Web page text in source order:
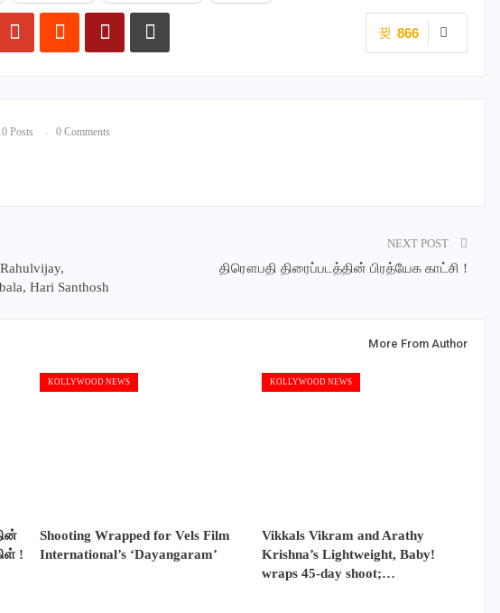
866
Posts 0 Comments
Hari Santhosh
NEXT POST
திரௌபதி திரைப்படத்தின் பிரத்யேக காட்சி !
More From Author
!
KOLLYWOOD NEWS
Shooting Wrapped for Vels Film
International’s ‘Dayangaram’
KOLLYWOOD NEWS
Vikkals Vikram and Arathy
Krishna’s Lightweight, Baby!
wraps 45-day shoot;…